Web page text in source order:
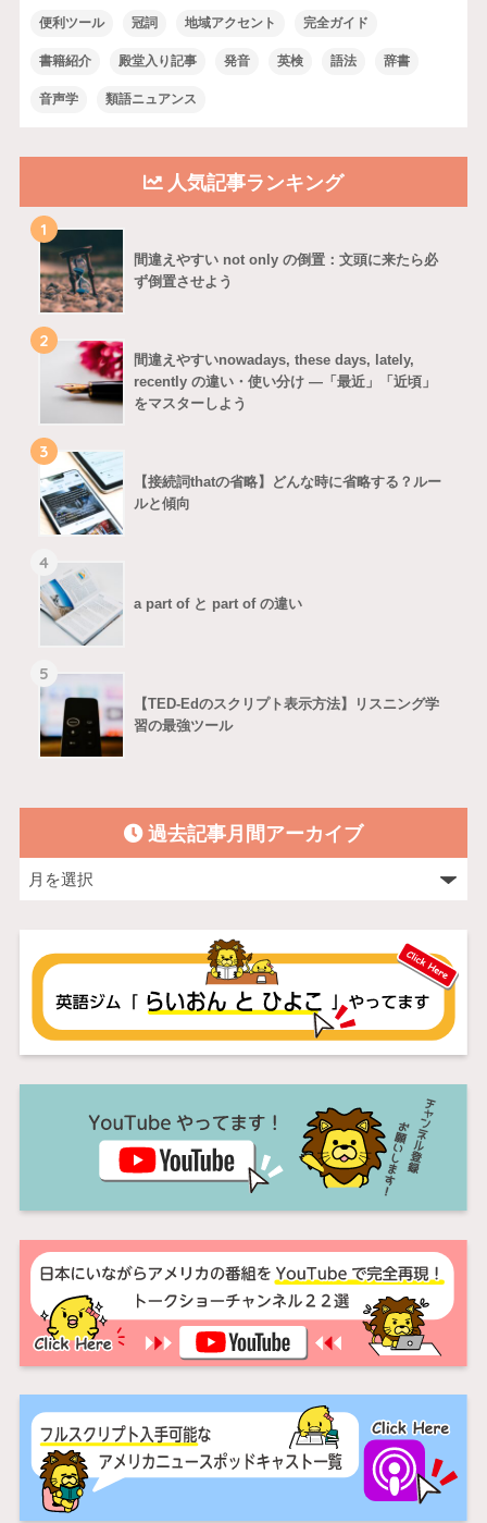
便利ツール 冠詞 地域アクセント 完全ガイド
書籍紹介 殿堂入り記事 発音 英検 語法 辞書
音声学 類語ニュアンス
人気記事ランキング
1
間違えやすい not only の倒置：文頭に来たら必
ず倒置させよう
2
間違えやすいnowadays, these days, lately,
recently の違い・使い分け ―「最近」「近頃」
をマスターしよう
3
【接続詞thatの省略】どんな時に省略する？ルー
ルと傾向
4
a part of と part of の違い
5
【TED-Edのスクリプト表示方法】リスニング学
習の最強ツール
過去記事月間アーカイブ